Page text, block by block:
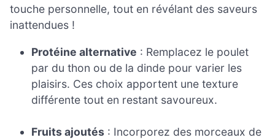
touche personnelle, tout en révélant des saveurs
inattendues !
Protéine alternative : Remplacez le poulet
par du thon ou de la dinde pour varier les
plaisirs. Ces choix apportent une texture
différente tout en restant savoureux.
Fruits ajoutés : Incorporez des morceaux de